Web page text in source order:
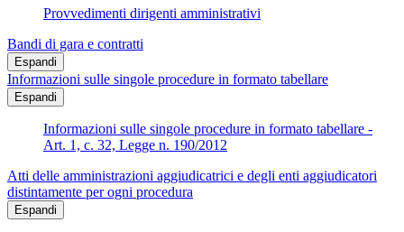
Provvedimenti dirigenti amministrativi
Bandi di gara e contratti
Espandi
Informazioni sulle singole procedure in formato tabellare
Espandi
Informazioni sulle singole procedure in formato tabellare -
Art. 1, c. 32, Legge n. 190/2012
Atti delle amministrazioni aggiudicatrici e degli enti aggiudicatori
distintamente per ogni procedura
Espandi